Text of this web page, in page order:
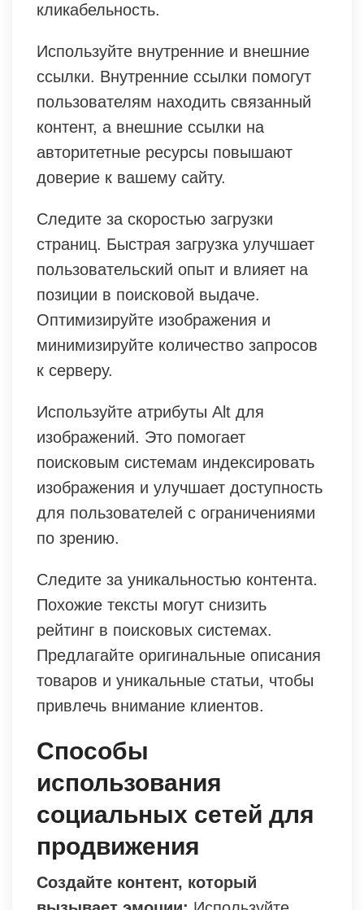
кликабельность.
Используйте внутренние и внешние
ссылки. Внутренние ссылки помогут
пользователям находить связанный
контент, а внешние ссылки на
авторитетные ресурсы повышают
доверие к вашему сайту.
Следите за скоростью загрузки
страниц. Быстрая загрузка улучшает
пользовательский опыт и влияет на
позиции в поисковой выдаче.
Оптимизируйте изображения и
минимизируйте количество запросов
к серверу.
Используйте атрибуты Alt для
изображений. Это помогает
поисковым системам индексировать
изображения и улучшает доступность
для пользователей с ограничениями
по зрению.
Следите за уникальностью контента.
Похожие тексты могут снизить
рейтинг в поисковых системах.
Предлагайте оригинальные описания
товаров и уникальные статьи, чтобы
привлечь внимание клиентов.
Способы
использования
социальных сетей для
продвижения
Создайте контент, который